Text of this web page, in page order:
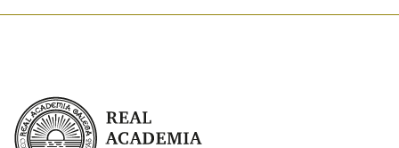
Real Academia Galega